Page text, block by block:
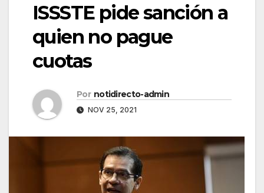
ISSSTE pide sanción a
quien no pague
cuotas
Por notidirecto-admin
NOV 25, 2021